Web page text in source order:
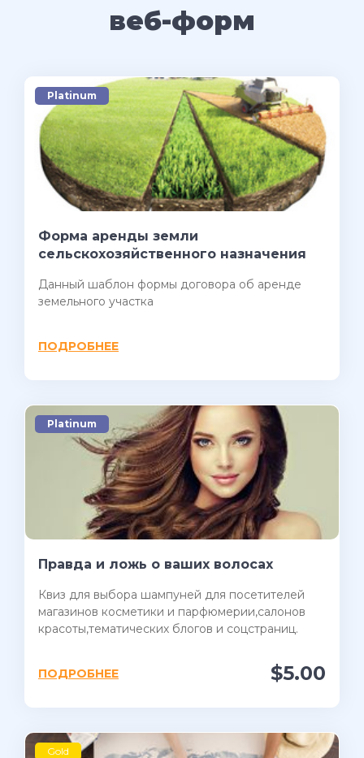
веб-форм
Platinum
Форма аренды земли
сельскохозяйственного назначения
Данный шаблон формы договора об аренде
земельного участка
ПОДРОБНЕЕ
Platinum
Правда и ложь о ваших волосах
Квиз для выбора шампуней для посетителей
магазинов косметики и парфюмерии,салонов
красоты,тематических блогов и соцстраниц.
$5.00
ПОДРОБНЕЕ
Gold